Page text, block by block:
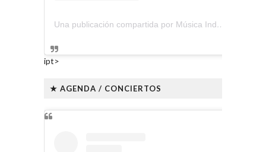
Una publicación compartida por Música Independiente Perú 🇵🇪 (@musica.independiente.peru)
ipt>
★ AGENDA / CONCIERTOS